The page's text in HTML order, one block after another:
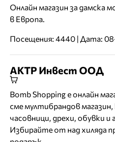
Онлайн магазин за дамска
в Европа.
Посещения: 4440 | Дата:
АКТР Инвест ООД
Bomb Shopping е онлайн
сме мултибрандов
часовници, дрехи, обувки и
Избирайте от над хиляда